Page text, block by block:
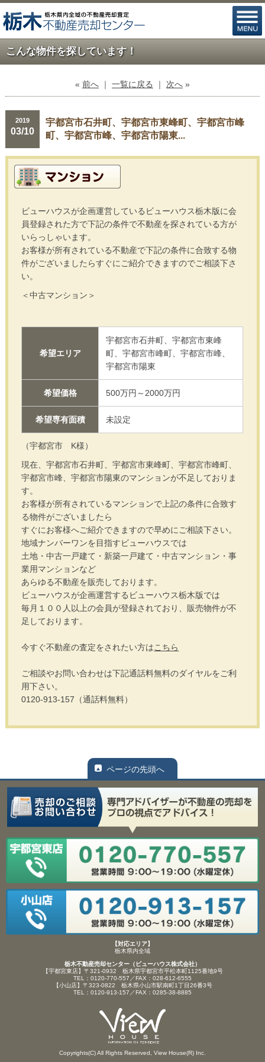
こんな物件を探しています！
« 前へ ｜ 一覧に戻る ｜ 次へ »
2019
03/10
宇都宮市石井町、宇都宮市東峰町、宇都宮市峰
町、宇都宮市峰、宇都宮市陽東...
ビューハウスが企画運営しているビューハウス栃木版に会
員登録された方で下記の条件で不動産を探されている方が
いらっしゃいます。
お客様が所有されている不動産で下記の条件に合致する物
件がございましたらすぐにご紹介できますのでご相談下さ
い。
＜中古マンション＞
希望エリア
宇都宮市石井町、宇都宮市東峰
町、宇都宮市峰町、宇都宮市峰、
宇都宮市陽東
希望価格 500万円～2000万円
希望専有面積 未設定
（宇都宮市 K様）
現在、宇都宮市石井町、宇都宮市東峰町、宇都宮市峰町、
宇都宮市峰、宇都宮市陽東のマンションが不足しておりま
す。
お客様が所有されているマンションで上記の条件に合致す
る物件がございましたら
すぐにお客様へご紹介できますので早めにご相談下さい。
地域ナンバーワンを目指すビューハウスでは
土地・中古一戸建て・新築一戸建て・中古マンション・事
業用マンションなど
あらゆる不動産を販売しております。
ビューハウスが企画運営するビューハウス栃木版では
毎月１００人以上の会員が登録されており、販売物件が不
足しております。
今すぐ不動産の査定をされたい方はこちら
ご相談やお問い合わせは下記通話料無料のダイヤルをご利
用下さい。
0120-913-157（通話料無料）
ページの先頭へ
【対応エリア】
栃木県内全域
栃木不動産売却センター（ビューハウス株式会社）
【宇都宮東店】〒321-0932 栃木県宇都宮市平松本町1125番地9号
TEL：0120-770-557／FAX：028-612-6555
【小山店】〒323-0822 栃木県小山市駅南町1丁目26番3号
TEL：0120-913-157／FAX：0285-38-8885
Copyrights(C) All Rights Reserved, View House(R) Inc.